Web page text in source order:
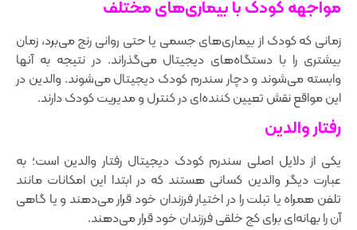
مواجهه کودک با بیماری‌های مختلف
زمانی که کودک از بیماری‌های جسمی ‌یا حتی روانی رنج می‌برد، زمان
بیشتری را با دستگاه‌های دیجیتال می‌گذراند. در نتیجه به آنها
وابسته می‌شوند و دچار سندرم کودک دیجیتال می‌شوند. والدین در
این مواقع نقش تعیین کننده‌ای در کنترل و مدیریت کودک دارند.
رفتار والدین
یکی از دلایل اصلی سندرم کودک دیجیتال رفتار والدین است؛ به
عبارت دیگر والدین کسانی هستند که در ابتدا این امکانات مانند
تلفن همراه یا تبلت را در اختیار فرزندان خود قرار می‌دهند و یا گاهی
آن را بهانه‌ای برای کج خلقی فرزندان خود قرار می‌دهند.